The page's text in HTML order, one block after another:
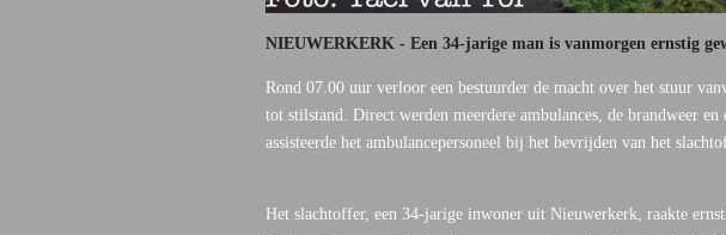
NIEUWERKERK - Een 34-jarige man is vanmorgen ernstig
Rond 07.00 uur verloor een bestuurder de macht over het stuur
tot stilstand. Direct werden meerdere ambulances, de brandweer
assisteerde het ambulancepersoneel bij het bevrijden van het
Het slachtoffer, een 34-jarige inwoner uit Nieuwerkerk, raakte